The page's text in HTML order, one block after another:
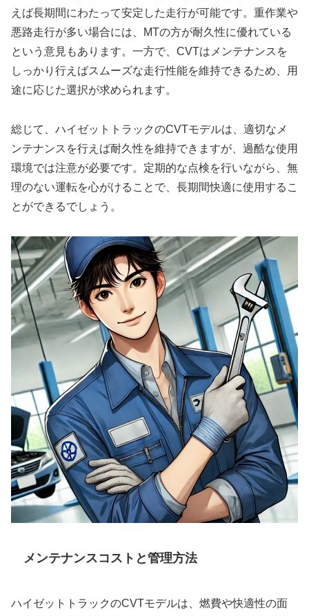
えば長期間にわたって安定した走行が可能です。重作業や
悪路走行が多い場合には、MTの方が耐久性に優れている
という意見もあります。一方で、CVTはメンテナンスを
しっかり行えばスムーズな走行性能を維持できるため、用
途に応じた選択が求められます。
総じて、ハイゼットトラックのCVTモデルは、適切なメ
ンテナンスを行えば耐久性を維持できますが、過酷な使用
環境では注意が必要です。定期的な点検を行いながら、無
理のない運転を心がけることで、長期間快適に使用するこ
とができるでしょう。
メンテナンスコストと管理方法
ハイゼットトラックのCVTモデルは、燃費や快適性の面